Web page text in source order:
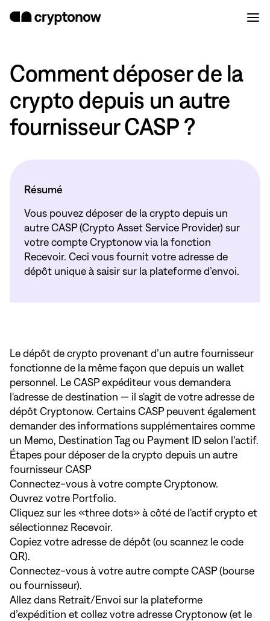
Comment déposer de la
crypto depuis un autre
fournisseur CASP ?
Résumé
Vous pouvez déposer de la crypto depuis un
autre CASP (Crypto Asset Service Provider) sur
votre compte Cryptonow via la fonction
Recevoir. Ceci vous fournit votre adresse de
dépôt unique à saisir sur la plateforme d’envoi.
Le dépôt de crypto provenant d’un autre fournisseur
fonctionne de la même façon que depuis un wallet
personnel. Le CASP expéditeur vous demandera
l'adresse de destination — il s'agit de votre adresse de
dépôt Cryptonow. Certains CASP peuvent également
demander des informations supplémentaires comme
un Memo, Destination Tag ou Payment ID selon l’actif.
Étapes pour déposer de la crypto depuis un autre
fournisseur CASP
Connectez-vous à votre compte Cryptonow.
Ouvrez votre Portfolio.
Cliquez sur les «three dots» à côté de l'actif crypto et
sélectionnez Recevoir.
Copiez votre adresse de dépôt (ou scannez le code
QR).
Connectez-vous à votre autre compte CASP (bourse
ou fournisseur).
Allez dans Retrait/Envoi sur la plateforme
d’expédition et collez votre adresse Cryptonow (et le